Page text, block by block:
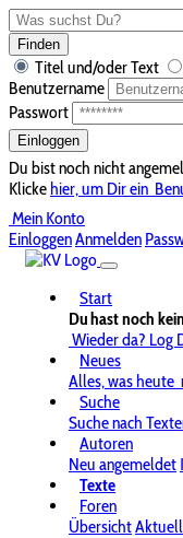
Finden
Titel und/oder Text
Benutzername
Passwort
Einloggen
Du bist noch nicht
Klickehier, um Dir ein
Mein Konto
EinloggenAnmelden
Start
Du hast noch
Wieder da? Log
Neues
Alles, was heute
Suche
Suche nach
Autoren
Neu angemeldet
Texte
Foren
Übersicht